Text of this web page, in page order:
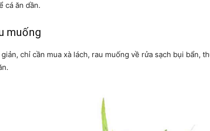
cá ăn dần.
muống
chỉ cần mua xà lách, rau muống về rửa sạch bụi bẩn,